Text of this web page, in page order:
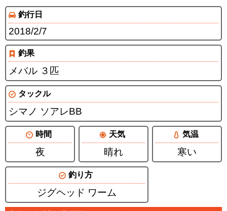
釣行日
2018/2/7
釣果
メバル ３匹
タックル
シマノ ソアレBB
時間
夜
天気
晴れ
気温
寒い
釣り方
ジグヘッド ワーム